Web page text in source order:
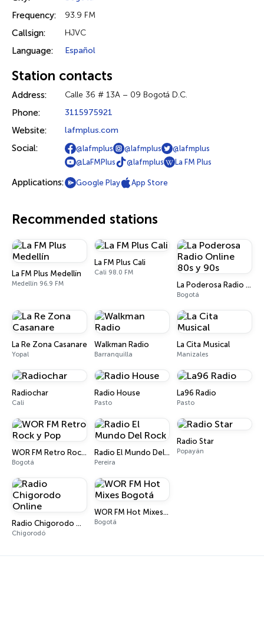
Frequency: 93.9 FM
Callsign: HJVC
Language: Español
Station contacts
Address: Calle 36 # 13A – 09 Bogotá D.C.
Phone: 3115975921
Website: lafmplus.com
Social: @lafmplus @lafmplus
@lafmplus
@LaFMPlus
@lafmplus La FM Plus
Applications: Google Play App Store
Recommended stations
La FM Plus Medellín
Medellín 96.9 FM
La FM Plus Cali
Cali 98.0 FM
La Poderosa Radio Online 80s y 90s
Bogotá
La Re Zona Casanare
Yopal
Walkman Radio
Barranquilla
La Cita Musical
Manizales
Radiochar
Cali
Radio House
Pasto
La96 Radio
Pasto
WOR FM Retro Rock y Pop
Bogotá
Radio El Mundo Del Rock
Pereira
Radio Star
Popayán
Radio Chigorodo Online
Chigorodó
WOR FM Hot Mixes Bogotá
Bogotá